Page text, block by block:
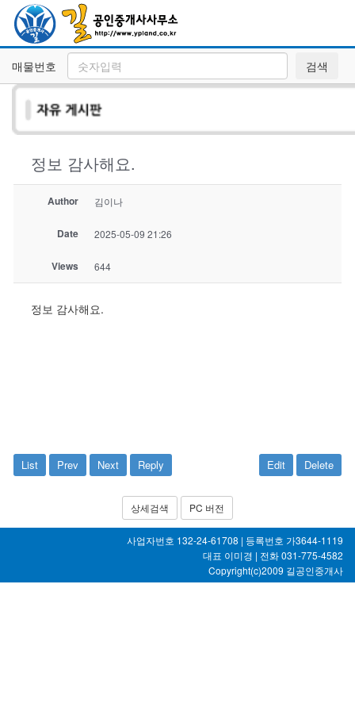
매물번호 검색
정보 감사해요.
Author 김이나
Date 2025-05-09 21:26
Views 644
정보 감사해요.
List Prev Next Reply Edit Delete
상세검색 PC 버전
사업자번호 132-24-61708 | 등록번호 가3644-1119
대표 이미경 | 전화 031-775-4582
Copyright(c)2009 길공인중개사